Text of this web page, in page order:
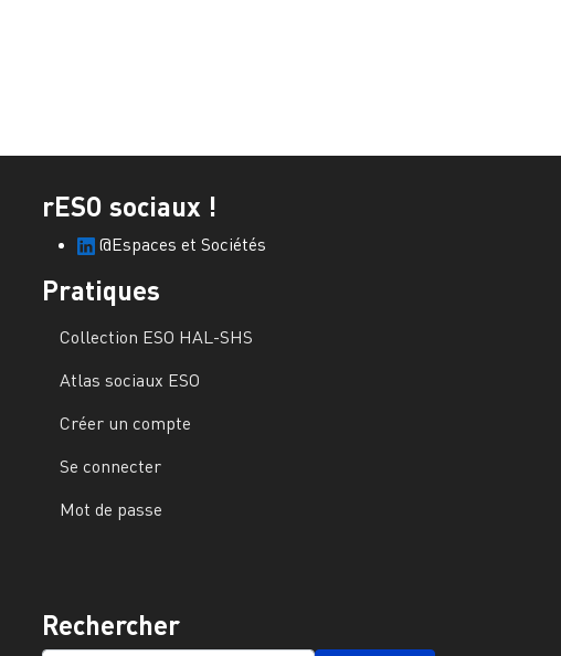
rESO sociaux !
@Espaces et Sociétés
Pratiques
Collection ESO HAL-SHS
Atlas sociaux ESO
Créer un compte
Se connecter
Mot de passe
Rechercher